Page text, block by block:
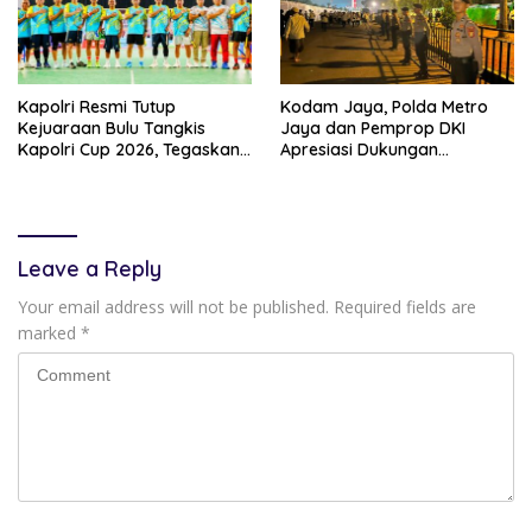
Kapolri Resmi Tutup
Kejuaraan Bulu Tangkis
Kapolri Cup 2026, Tegaskan
Kodam Jaya, Polda Metro
Jaya dan Pemprop DKI
Apresiasi Dukungan
Leave a Reply
Your email address will not be published. Required fields are
marked *